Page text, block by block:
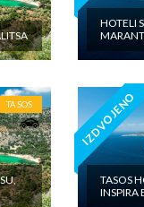
HOTELI
TASOS IZDVOJENO
TASOS
INSPIRA